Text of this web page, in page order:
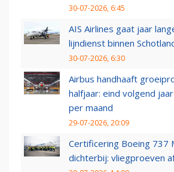
30-07-2026, 6:45
AIS Airlines gaat jaar
lijndienst binnen
30-07-2026, 6:30
Airbus handhaaft
halfjaar: eind volgend
per maand
29-07-2026, 20:09
Certificering Boeing 737
dichterbij: vliegproeven